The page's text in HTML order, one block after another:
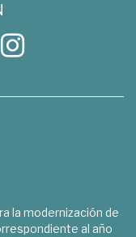
la modernización de
al año